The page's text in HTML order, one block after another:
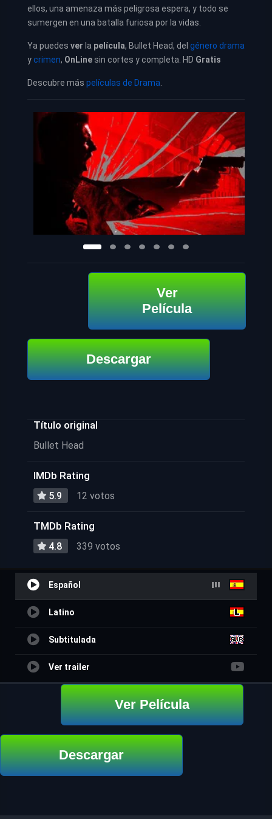
ellos, una amenaza más peligrosa espera, y todo se
sumergen en una batalla furiosa por la vidas.
Ya puedes ver la película, Bullet Head, del género drama
ycrimen, OnLine sin cortes y completa. HD Gratis
Descubre más películas de Drama
Ver
Película
Descargar
Título original
Bullet Head
IMDb Rating
5.9 12 votos
TMDb Rating
4.8 339 votos
Español
Latino
Subtitulada
Ver trailer
Ver Película
Descargar